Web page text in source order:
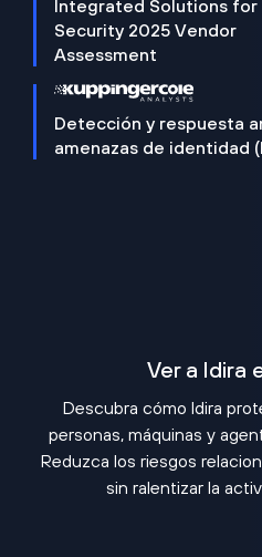
Integrated Solutions
Security 2025 Vendor
Assessment
Detección y respuesta
amenazas de identidad
Ver a Idira
Descubra cómo Idira
personas, máquinas y
Reduzca los riesgos
sin ralentizar la